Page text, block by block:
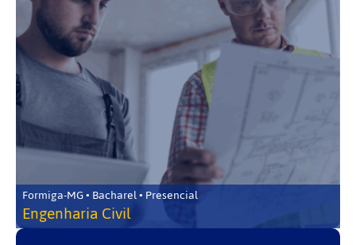
Formiga-MG • Bacharel • Presencial
Engenharia Civil